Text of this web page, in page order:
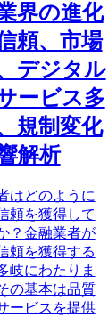
界の進化
頼、市場
デジタル
ービス多
規制変化
解析
はどのように
頼を獲得して
？金融業者が
頼を獲得する
岐にわたりま
の基本は品質
ービスを提供